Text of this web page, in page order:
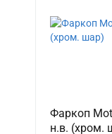
Фаркоп
н.в. (хром.